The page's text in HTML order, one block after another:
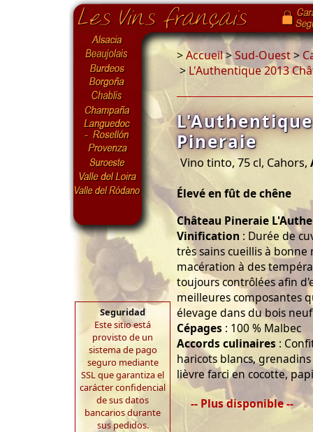
Seguridad
Este sitio está
provisto de un
sistema de pago
seguro mediante
SSL que garantiza el
carácter confidencial
de sus datos
bancarios durante
sus pedidos.
>Accueil>Sud-Ouest>
> L'Authentique 2013
Pineraie
Vino tinto, 75 cl, Cahors,
Élevé en fût de chêne
Château Pineraie
Vinification : Durée de
très sains cueillis à
macération à des
toujours contrôlées afin
meilleures composantes
élevage dans du bois
Cépages : 100 % Malbec
Accords culinaires :
haricots blancs,
lièvre farci en cocotte,
-- Plus disponible --